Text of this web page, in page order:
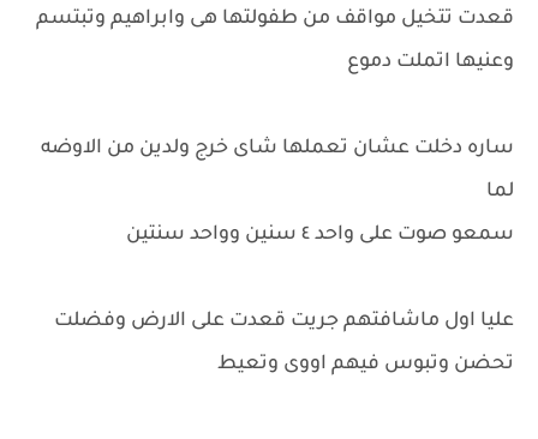
قعدت تتخيل مواقف من طفولتها هى وابراهيم وتبتسم
وعنيها اتملت دموع
ساره دخلت عشان تعملها شاى خرج ولدين من الاوضه
لما
سمعو صوت على واحد ٤ سنين وواحد سنتين
عليا اول ماشافتهم جريت قعدت على الارض وفضلت
تحضن وتبوس فيهم اووى وتعيط